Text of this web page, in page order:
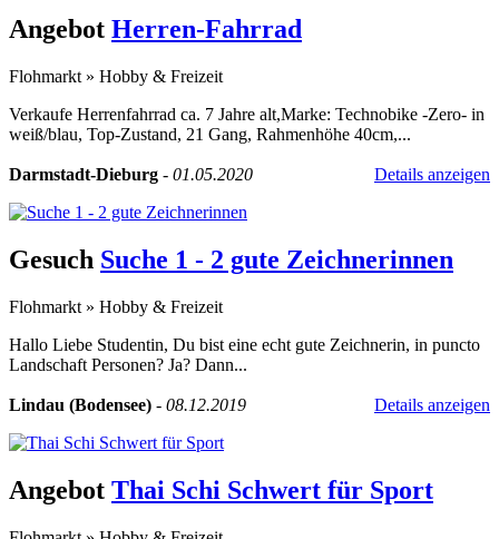
Angebot Herren-Fahrrad
Flohmarkt » Hobby & Freizeit
Verkaufe Herrenfahrrad ca. 7 Jahre alt,Marke: Technobike -Zero- in
weiß/blau, Top-Zustand, 21 Gang, Rahmenhöhe 40cm,...
Darmstadt-Dieburg - 01.05.2020 Details anzeigen
Gesuch Suche 1 - 2 gute Zeichnerinnen
Flohmarkt » Hobby & Freizeit
Hallo Liebe Studentin, Du bist eine echt gute Zeichnerin, in puncto
Landschaft Personen? Ja? Dann...
Lindau (Bodensee) - 08.12.2019 Details anzeigen
Angebot Thai Schi Schwert für Sport